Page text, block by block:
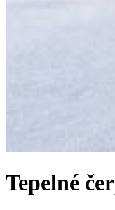
Tepelné